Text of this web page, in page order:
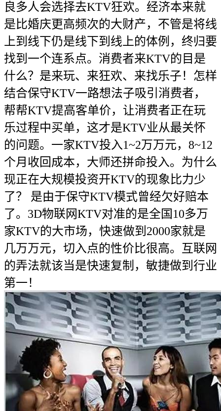
良多人会选择去KTV狂欢。经济本来就
是比婚庆更高频次的大财产，不管是将线
上到线下仍是线下到线上的体例，终归要
找到一个连系点。消费者来KTV的目是
什么？是来玩、来狂欢、来找乐子！怎样
结合保守KTV一路想法子吸引消费者，
帮帮KTV提高客单价，让消费者正在玩
乐过程中买单，这才是KTV业从最关怀
的问题。一家KTV投入1~2万万元，8~12
个月收回成本，大师还拼命投入。为什么
现正在大规模投资开KTV的现象比力少
了？ 是由于保守KTV模式曾经欠好赔本
了。3D物联网KTV对准的是全国10多万
家KTV的大市场，快速做到2000家就是
几万万元，切入点的性价比很高。互联网
的弄法就该当是快速复制，敏捷做到行业
第一！